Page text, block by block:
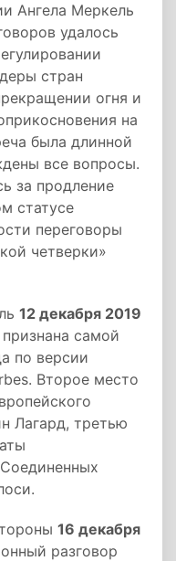
Ангела Меркель
удалось
стран
огня и
на
была длинной
все вопросы.
за продление
статусе
переговоры
четверки»
12 декабря 2019
самой
по версии
Второе место
Лагард, третью
16 декабря
разговор